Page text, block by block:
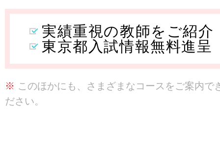
実績重視の教師をご紹介
東京都入試情報無料進呈
※ このほかにも、さまざまなコースをご案内で
ださい。